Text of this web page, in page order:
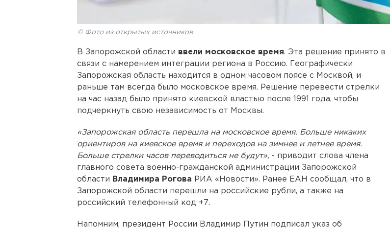
© Фото из открытых источников
В Запорожской области ввели московское время. Эта решение принято в
связи с намерением интеграции региона в Россию. Географически
Запорожская область находится в одном часовом поясе с Москвой, и
раньше там всегда было московское время. Решение перевести стрелки
на час назад было принято киевской властью после 1991 года, чтобы
подчеркнуть свою независимость от Москвы.
«Запорожская область перешла на московское время. Больше никаких
ориентиров на киевское время и переходов на зимнее и летнее время.
Больше стрелки часов переводиться не будут», - приводит слова члена
главного совета военно-гражданской администрации Запорожской
области Владимира Рогова РИА «Новости». Ранее ЕАН сообщал, что в
Запорожской области перешли на российские рубли, а также на
российский телефонный код +7.
Напомним, президент России Владимир Путин подписал указ об